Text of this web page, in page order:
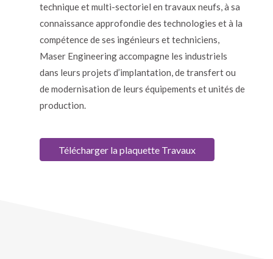
technique et multi-sectoriel en travaux neufs, à sa
connaissance approfondie des technologies et à la
compétence de ses ingénieurs et techniciens,
Maser Engineering accompagne les industriels
dans leurs projets d’implantation, de transfert ou
de modernisation de leurs équipements et unités de
production.
Télécharger la plaquette Travaux